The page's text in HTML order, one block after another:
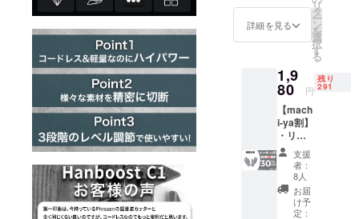
ます。
類似商
があり
ます。
ご了承
頂いた
上でご
支援頂
けます
様お願
い致し
ます。
2025年
荷時期
が遅れ
※皆様の
支援に
産効率
が向上
した場
合、正
規販売
価格が
販売予
定価格
より下
格：
2,840円
※リター
税・送
料込み
の金額
になり
ます。
※ご注文
状況、
使用部
材の供
給状
況、製
造工程
詳細を見る
リ
タ
ー
ン
を
選
択
す
る
1,9
80 円
残り
291
【mach
i-ya割】
・リ
ターン
内容：
保護手
袋 ×１
セット
・一般
支援
者：
8人
お届
け予
定：